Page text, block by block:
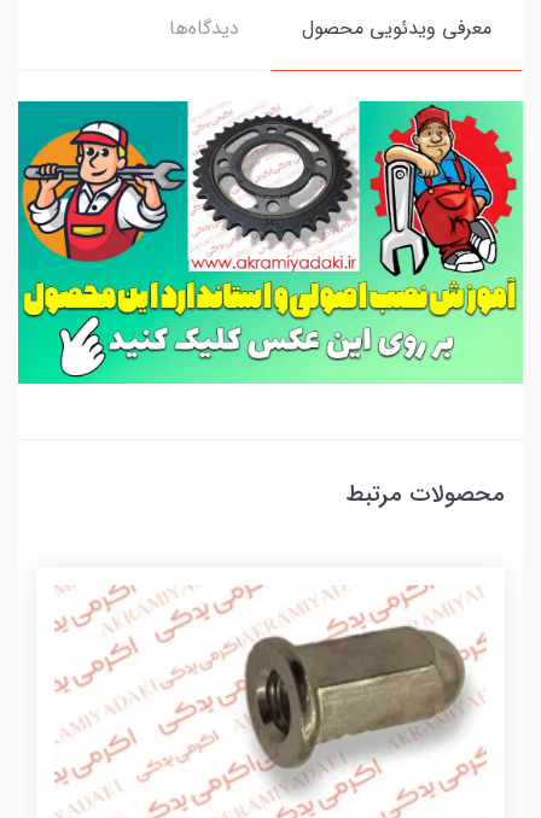
معرفی ویدئویی محصول دیدگاه‌ها
محصولات مرتبط